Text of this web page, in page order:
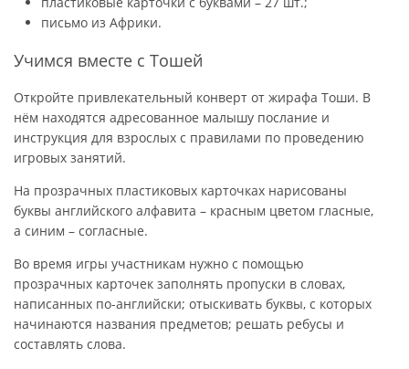
письмо из Африки.
Учимся вместе с Тошей
Откройте привлекательный конверт от жирафа Тоши. В
нём находятся адресованное малышу послание и
инструкция для взрослых с правилами по проведению
игровых занятий.
На прозрачных пластиковых карточках нарисованы
буквы английского алфавита – красным цветом гласные,
а синим – согласные.
Во время игры участникам нужно с помощью
прозрачных карточек заполнять пропуски в словах,
написанных по-английски; отыскивать буквы, с которых
начинаются названия предметов; решать ребусы и
составлять слова.